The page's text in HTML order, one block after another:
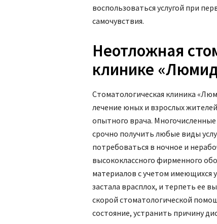
воспользоваться услугой при
самочувствия.
Неотложная
клинике
Стоматологическая клиника
лечение юных и взрослых
опытного врача.
срочно получить любые виды
потребоваться в ночное и
высококлассного фирменного
материалов с учетом имеющихся
застала врасплох, и терпеть ее
скорой стоматологической
состояние, устранить причину